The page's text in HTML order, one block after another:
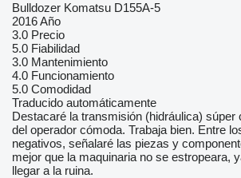
Bulldozer Komatsu D155A-5
2016 Año
3.0 Precio
5.0 Fiabilidad
3.0 Mantenimiento
4.0 Funcionamiento
5.0 Comodidad
Traducido automáticamente
Destacaré la transmisión (hidráulica) súper
del operador cómoda. Trabaja bien. Entre
negativos, señalaré las piezas y
mejor que la maquinaria no se estropeara,
llegar a la ruina.